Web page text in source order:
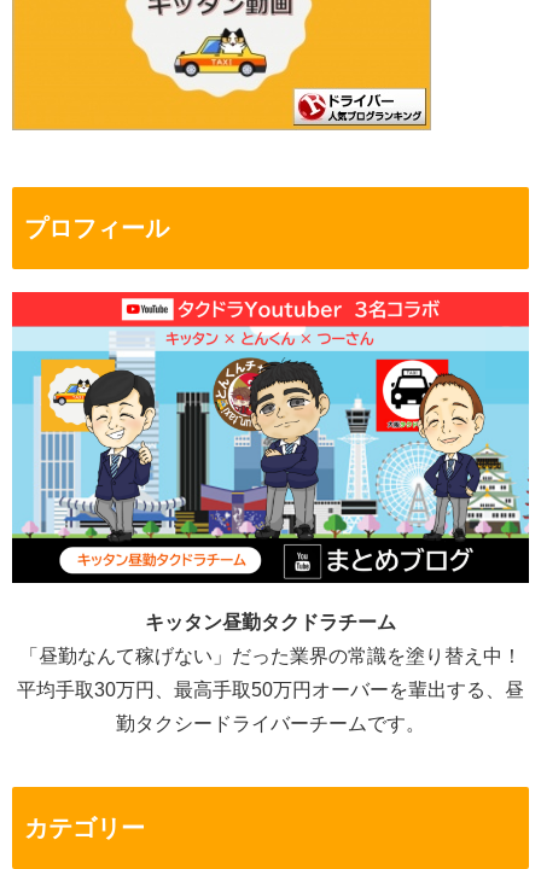
プロフィール
キッタン昼勤タクドラチーム
「昼勤なんて稼げない」だった業界の常識を塗り替え中！
平均手取30万円、最高手取50万円オーバーを輩出する、昼
勤タクシードライバーチームです。
カテゴリー